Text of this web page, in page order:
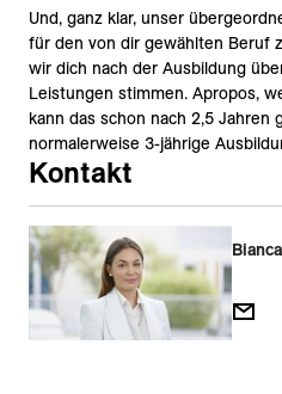
Und, ganz klar, unser
für den von dir gewählten Beruf
wir dich nach der Ausbildung
Leistungen stimmen. Apropos,
kann das schon nach 2,5 Jahren
normalerweise 3-jährige
Kontakt